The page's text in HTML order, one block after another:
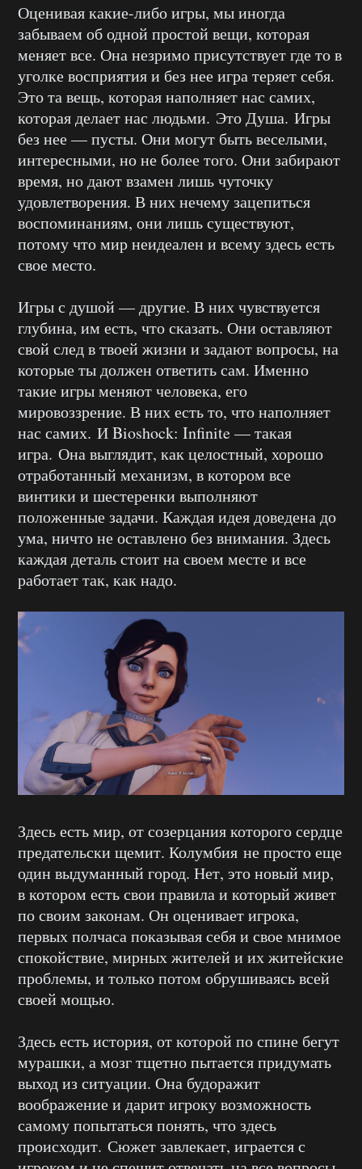
Оценивая какие-либо игры, мы иногда
забываем об одной простой вещи, которая
меняет все. Она незримо присутствует где то в
уголке восприятия и без нее игра теряет себя.
Это та вещь, которая наполняет нас самих,
которая делает нас людьми. Это Душа. Игры
без нее — пусты. Они могут быть веселыми,
интересными, но не более того. Они забирают
время, но дают взамен лишь чуточку
удовлетворения. В них нечему зацепиться
воспоминаниям, они лишь существуют,
потому что мир неидеален и всему здесь есть
свое место.
Игры с душой — другие. В них чувствуется
глубина, им есть, что сказать. Они оставляют
свой след в твоей жизни и задают вопросы, на
которые ты должен ответить сам. Именно
такие игры меняют человека, его
мировоззрение. В них есть то, что наполняет
нас самих. И Bioshock: Infinite — такая
игра. Она выглядит, как целостный, хорошо
отработанный механизм, в котором все
винтики и шестеренки выполняют
положенные задачи. Каждая идея доведена до
ума, ничто не оставлено без внимания. Здесь
каждая деталь стоит на своем месте и все
работает так, как надо.
Здесь есть мир, от созерцания которого сердце
предательски щемит. Колумбия не просто еще
один выдуманный город. Нет, это новый мир,
в котором есть свои правила и который живет
по своим законам. Он оценивает игрока,
первых полчаса показывая себя и свое мнимое
спокойствие, мирных жителей и их житейские
проблемы, и только потом обрушиваясь всей
своей мощью.
Здесь есть история, от которой по спине бегут
мурашки, а мозг тщетно пытается придумать
выход из ситуации. Она будоражит
воображение и дарит игроку возможность
самому попытаться понять, что здесь
происходит. Сюжет завлекает, играется с